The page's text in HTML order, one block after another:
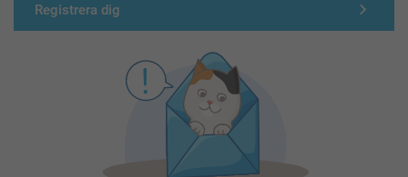
Registrera dig